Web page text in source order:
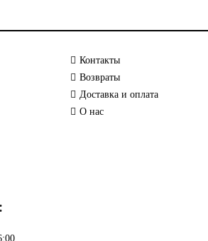
Контакты
Возвраты
Доставка и оплата
О нас